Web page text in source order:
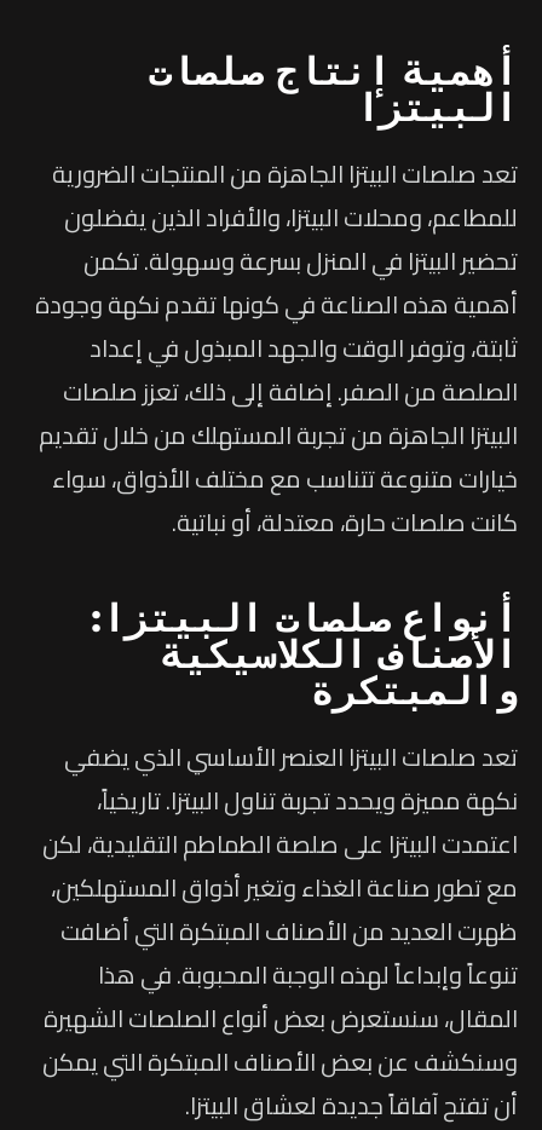
أهمية إنتاج صلصات
البيتزا
تعد صلصات البيتزا الجاهزة من المنتجات الضرورية
للمطاعم، ومحلات البيتزا، والأفراد الذين يفضلون
تحضير البيتزا في المنزل بسرعة وسهولة. تكمن
أهمية هذه الصناعة في كونها تقدم نكهة وجودة
ثابتة، وتوفر الوقت والجهد المبذول في إعداد
الصلصة من الصفر. إضافة إلى ذلك، تعزز صلصات
البيتزا الجاهزة من تجربة المستهلك من خلال تقديم
خيارات متنوعة تتناسب مع مختلف الأذواق، سواء
كانت صلصات حارة، معتدلة، أو نباتية.
أنواع صلصات البيتزا:
الأصناف الكلاسيكية
والمبتكرة
تعد صلصات البيتزا العنصر الأساسي الذي يضفي
نكهة مميزة ويحدد تجربة تناول البيتزا. تاريخياً،
اعتمدت البيتزا على صلصة الطماطم التقليدية، لكن
مع تطور صناعة الغذاء وتغير أذواق المستهلكين،
ظهرت العديد من الأصناف المبتكرة التي أضافت
تنوعاً وإبداعاً لهذه الوجبة المحبوبة. في هذا
المقال، سنستعرض بعض أنواع الصلصات الشهيرة
وسنكشف عن بعض الأصناف المبتكرة التي يمكن
أن تفتح آفاقاً جديدة لعشاق البيتزا.